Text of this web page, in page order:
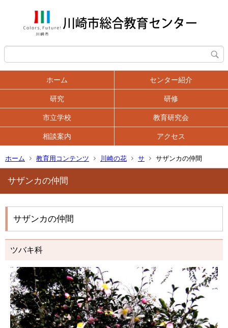
ホーム センター紹介
研究 研修
市立学校 教育研究会
相談案内 アクセス
ホーム 教育用コンテンツ 川崎の花 サ サザンカの仲間
サザンカの仲間
サザンカの仲間
ツバキ科